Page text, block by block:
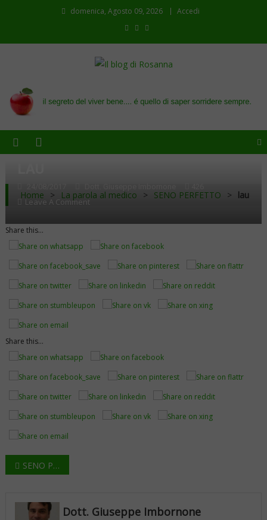
domenica, Agosto 09, 2026 Accedi
Il blog di Rosanna
Home > La parola al medico > SENO PERFETTO > lau
Leave A CommentOn
Share this...
Share this...
Navigazione
SENO PERFETTO
Dott. Giuseppe Imbornone